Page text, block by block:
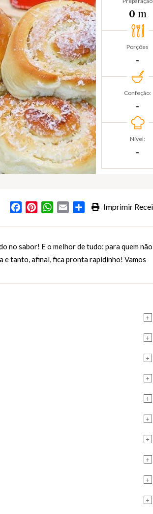
0 m
Porções
‐
Confeção:
‐
Nível:
‐
Imprimir
FacebookPinterestWhatsApp
Email Partilhar
no sabor! E o melhor de tudo: para quem não
e tanto, afinal, fica pronta rapidinho! Vamos
+
+
+
+
+
+
+
+
+
+